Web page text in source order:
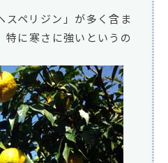
スペリジン」が多く含ま
特に寒さに強いというの